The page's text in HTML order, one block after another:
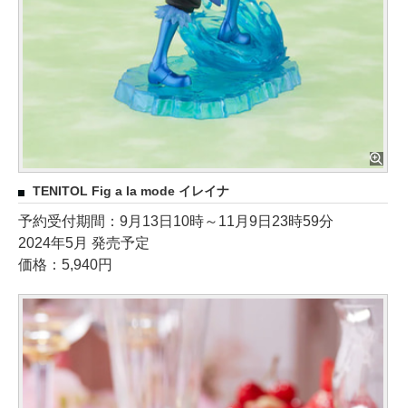
TENITOL Fig a la mode イレイナ
予約受付期間：9月13日10時～11月9日23時59分
2024年5月 発売予定
価格：5,940円